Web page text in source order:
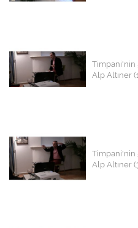
Timpani'nin
Alp Altıner
Timpani'nin
Alp Altıner